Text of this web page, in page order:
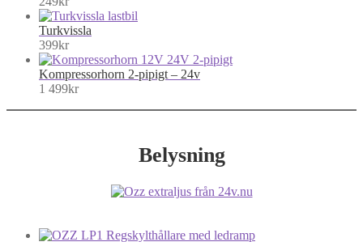
429kr
Turkvissla
399kr
Kompressorhorn 2-pipigt – 24v
1 499kr
Belysning